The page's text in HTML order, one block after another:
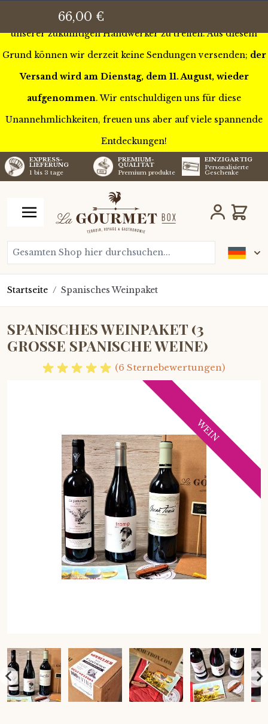
Wir sind diese Woche auf Tour durch Frankreich, um einige
unserer zukünftigen Handwerker zu treffen. Aus diesem
Grund können wir derzeit keine Sendungen versenden; der
Versand wird am Dienstag, dem 11. August, wieder
aufgenommen. Wir entschuldigen uns für diese
Unannehmlichkeiten, freuen uns aber auf viele spannende
Entdeckungen!
EXPRESS-
LIEFERUNG
1 bis 3 tage
PREMIUM-
QUALITÄT
Premium produkte
EINZIGARTIG
Personalisierte
Geschenke
Gesamten Shop hier durchsuchen...
Wagen
Startseite / Spanisches Weinpaket
SPANISCHES WEINPAKET (3
GROSSE SPANISCHE WEINE)
WEIN
(6 Sternebewertungen)
66,00 €